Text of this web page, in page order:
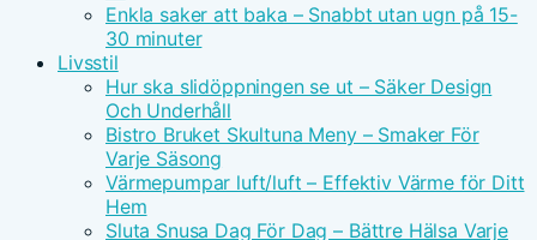
Enkla saker att baka – Snabbt utan ugn på 15-
30 minuter
Livsstil
Hur ska slidöppningen se ut – Säker Design
Och Underhåll
Bistro Bruket Skultuna Meny – Smaker För
Varje Säsong
Värmepumpar luft/luft – Effektiv Värme för Ditt
Hem
Sluta Snusa Dag För Dag – Bättre Hälsa Varje